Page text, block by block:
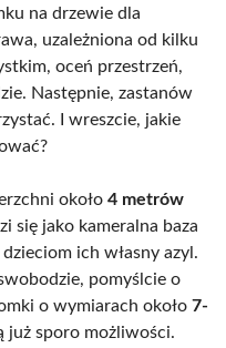
na drzewie dla
uzależniona od kilku
oceń przestrzeń,
Następnie, zastanów
I wreszcie, jakie
około 4 metrów
się jako kameralna baza
ich własny azyl.
pomyślcie o
o wymiarach około 7-
już sporo możliwości.